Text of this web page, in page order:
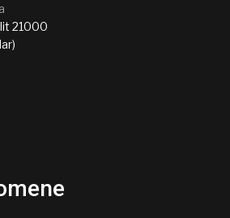
21000